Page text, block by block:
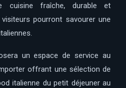
cuisine fraîche, durable et
pourront savourer une
un espace de service au
offrant une sélection de
italienne du petit déjeuner au